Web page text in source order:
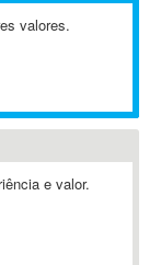
valores.
e valor.